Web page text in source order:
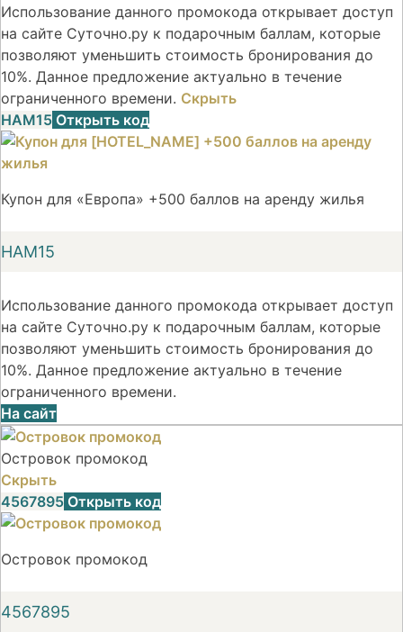
Использование данного промокода открывает доступ
на сайте Суточно.ру к подарочным баллам, которые
позволяют уменьшить стоимость бронирования до
10%. Данное предложение актуально в течение
ограниченного времени. Скрыть
НАМ15 Открыть код
Купон для «Европа» +500 баллов на аренду жилья
НАМ15
Использование данного промокода открывает доступ
на сайте Суточно.ру к подарочным баллам, которые
позволяют уменьшить стоимость бронирования до
10%. Данное предложение актуально в течение
ограниченного времени.
На сайт
Островок промокод
Скрыть
4567895 Открыть код
Островок промокод
4567895